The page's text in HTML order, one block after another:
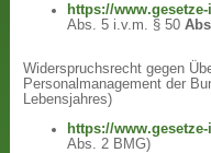
https://
Abs. 5 i.v.m. § 50
Widerspruchsrecht gegen
Personalmanagement der
Lebensjahres)
https://
Abs. 2 BMG)